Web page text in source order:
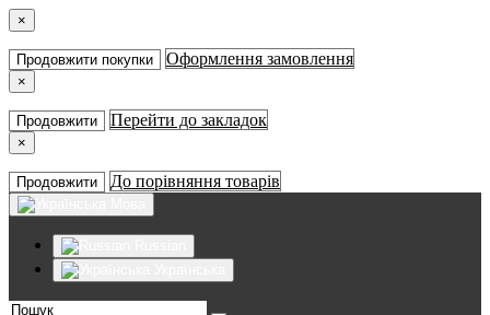
×
Продовжити покупки Оформлення замовлення
×
Продовжити Перейти до закладок
×
Продовжити До порівняння товарів